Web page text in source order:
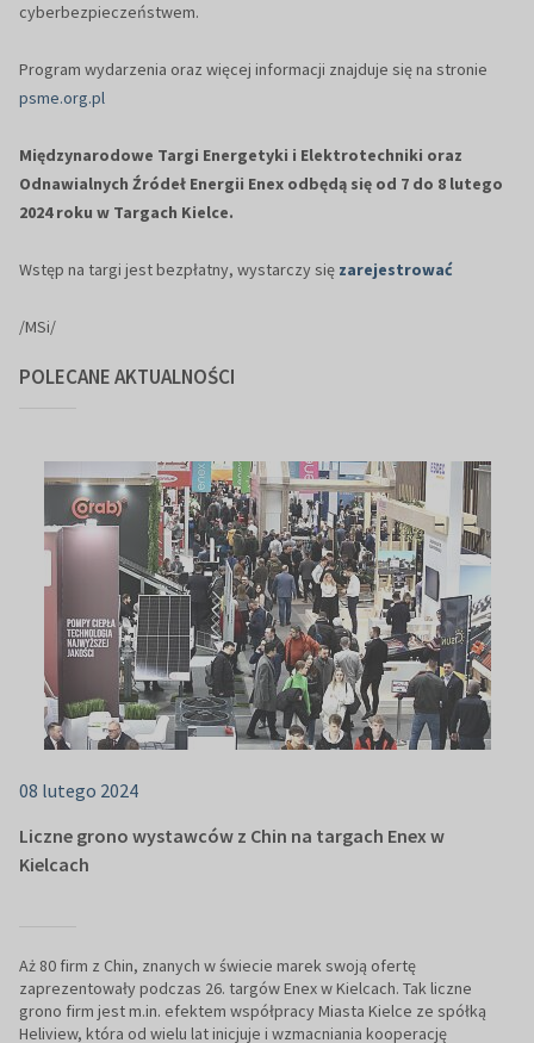
cyberbezpieczeństwem.
Program wydarzenia oraz więcej informacji znajduje się na stronie
psme.org.pl
Międzynarodowe Targi Energetyki i Elektrotechniki oraz
Odnawialnych Źródeł Energii Enex odbędą się od 7 do 8 lutego
2024 roku w Targach Kielce.
Wstęp na targi jest bezpłatny, wystarczy się zarejestrować
/MSi/
POLECANE AKTUALNOŚCI
08 lutego 2024
Liczne grono wystawców z Chin na targach Enex w
Kielcach
Aż 80 firm z Chin, znanych w świecie marek swoją ofertę
zaprezentowały podczas 26. targów Enex w Kielcach. Tak liczne
grono firm jest m.in. efektem współpracy Miasta Kielce ze spółką
Heliview, która od wielu lat inicjuje i wzmacniania kooperację